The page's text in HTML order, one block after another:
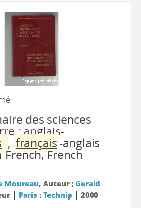
des sciences
: anglais-
, français-anglais
French, French-
Moureau, Auteur ; Gerald
| Paris : Technip | 2000